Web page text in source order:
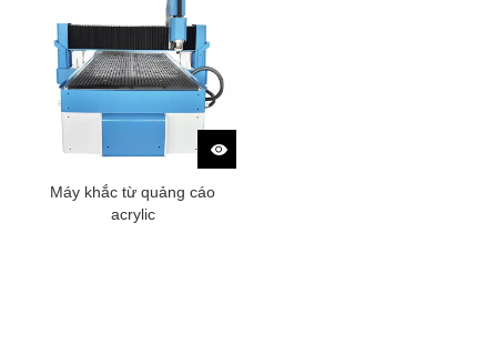
Máy khắc từ quảng cáo
acrylic